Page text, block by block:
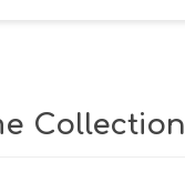
Collection